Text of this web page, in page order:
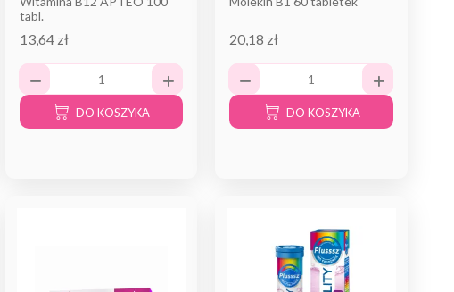
tabl.
13,64 zł
DO KOSZYKA
20,18 zł
DO KOSZYKA